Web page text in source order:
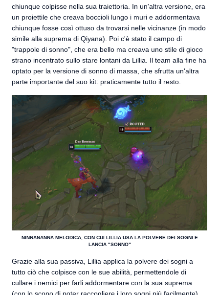
chiunque colpisse nella sua traiettoria. In un'altra versione, era
un proiettile che creava boccioli lungo i muri e addormentava
chiunque fosse così ottuso da trovarsi nelle vicinanze (in modo
simile alla suprema di Qiyana). Poi c'è stato il campo di
"trappole di sonno", che era bello ma creava uno stile di gioco
strano incentrato sullo stare lontani da Lillia. Il team alla fine ha
optato per la versione di sonno di massa, che sfrutta un'altra
parte importante del suo kit: praticamente tutto il resto.
NINNANANNA MELODICA, CON CUI LILLIA USA LA POLVERE DEI SOGNI E
LANCIA "SONNO"
Grazie alla sua passiva, Lillia applica la polvere dei sogni a
tutto ciò che colpisce con le sue abilità, permettendole di
cullare i nemici per farli addormentare con la sua suprema
(con lo scopo di poter raccogliere i loro sogni più facilmente).